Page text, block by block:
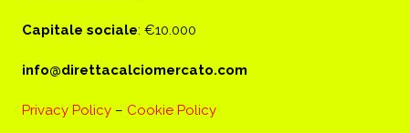
Capitale sociale: €10.000
info@direttacalciomercato.com
Privacy Policy – Cookie Policy